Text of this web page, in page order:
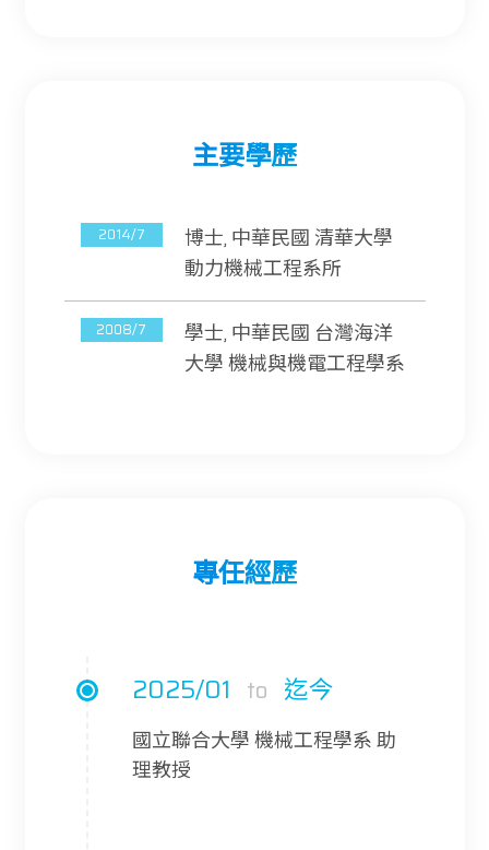
主要學歷
博士, 中華民國 清華大學
動力機械工程系所
學士, 中華民國 台灣海洋
大學 機械與機電工程學系
專任經歷
2025/01 to 迄今
國立聯合大學 機械工程學系 助
理教授